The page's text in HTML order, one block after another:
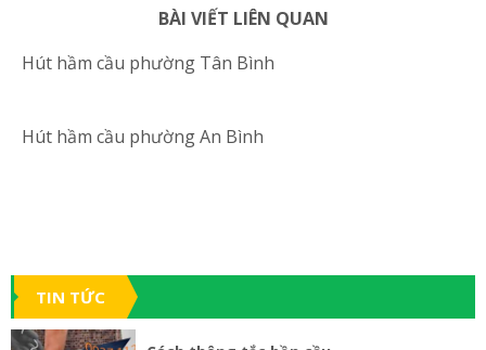
BÀI VIẾT LIÊN QUAN
Hút hầm cầu phường Tân Bình
Hút hầm cầu phường An Bình
TIN TỨC